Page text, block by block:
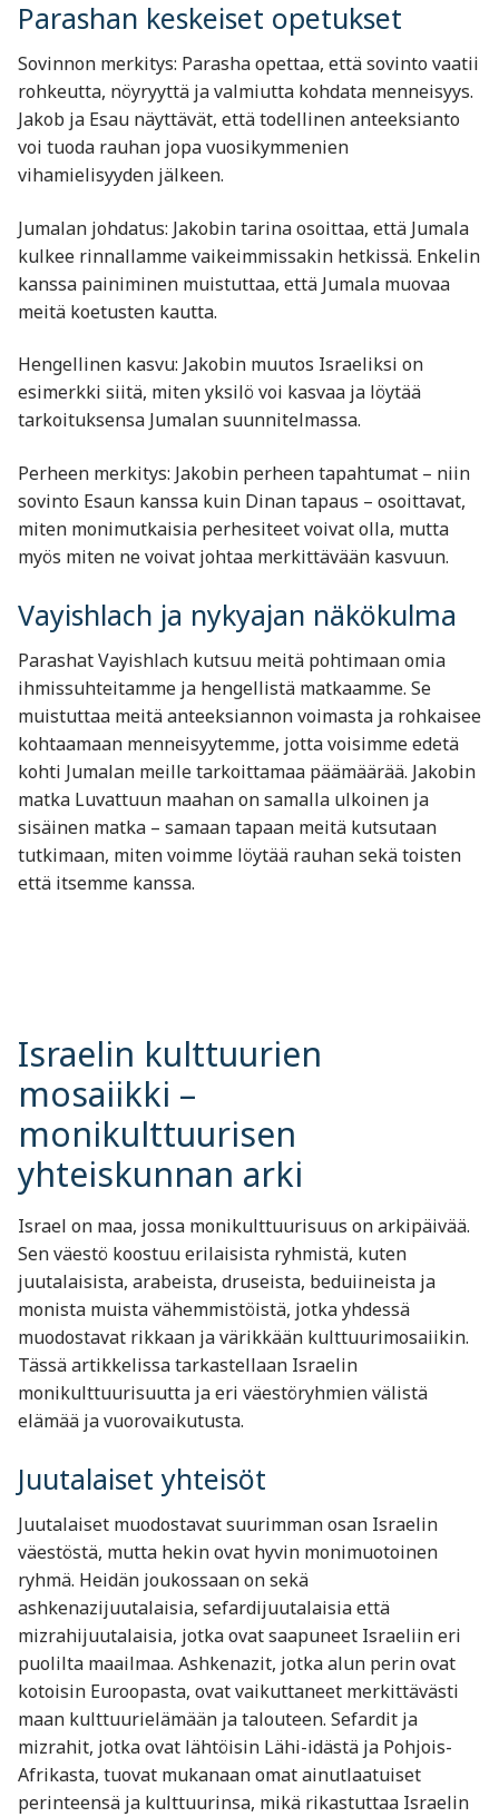
Parashan keskeiset opetukset
Sovinnon merkitys: Parasha opettaa, että sovinto vaatii
rohkeutta, nöyryyttä ja valmiutta kohdata menneisyys.
Jakob ja Esau näyttävät, että todellinen anteeksianto
voi tuoda rauhan jopa vuosikymmenien
vihamielisyyden jälkeen.
Jumalan johdatus: Jakobin tarina osoittaa, että Jumala
kulkee rinnallamme vaikeimmissakin hetkissä. Enkelin
kanssa painiminen muistuttaa, että Jumala muovaa
meitä koetusten kautta.
Hengellinen kasvu: Jakobin muutos Israeliksi on
esimerkki siitä, miten yksilö voi kasvaa ja löytää
tarkoituksensa Jumalan suunnitelmassa.
Perheen merkitys: Jakobin perheen tapahtumat – niin
sovinto Esaun kanssa kuin Dinan tapaus – osoittavat,
miten monimutkaisia perhesiteet voivat olla, mutta
myös miten ne voivat johtaa merkittävään kasvuun.
Vayishlach ja nykyajan näkökulma
Parashat Vayishlach kutsuu meitä pohtimaan omia
ihmissuhteitamme ja hengellistä matkaamme. Se
muistuttaa meitä anteeksiannon voimasta ja rohkaisee
kohtaamaan menneisyytemme, jotta voisimme edetä
kohti Jumalan meille tarkoittamaa päämäärää. Jakobin
matka Luvattuun maahan on samalla ulkoinen ja
sisäinen matka – samaan tapaan meitä kutsutaan
tutkimaan, miten voimme löytää rauhan sekä toisten
että itsemme kanssa.
Israelin kulttuurien
mosaiikki –
monikulttuurisen
yhteiskunnan arki
Israel on maa, jossa monikulttuurisuus on arkipäivää.
Sen väestö koostuu erilaisista ryhmistä, kuten
juutalaisista, arabeista, druseista, beduiineista ja
monista muista vähemmistöistä, jotka yhdessä
muodostavat rikkaan ja värikkään kulttuurimosaiikin.
Tässä artikkelissa tarkastellaan Israelin
monikulttuurisuutta ja eri väestöryhmien välistä
elämää ja vuorovaikutusta.
Juutalaiset yhteisöt
Juutalaiset muodostavat suurimman osan Israelin
väestöstä, mutta hekin ovat hyvin monimuotoinen
ryhmä. Heidän joukossaan on sekä
ashkenazijuutalaisia, sefardijuutalaisia että
mizrahijuutalaisia, jotka ovat saapuneet Israeliin eri
puolilta maailmaa. Ashkenazit, jotka alun perin ovat
kotoisin Euroopasta, ovat vaikuttaneet merkittävästi
maan kulttuurielämään ja talouteen. Sefardit ja
mizrahit, jotka ovat lähtöisin Lähi-idästä ja Pohjois-
Afrikasta, tuovat mukanaan omat ainutlaatuiset
perinteensä ja kulttuurinsa, mikä rikastuttaa Israelin